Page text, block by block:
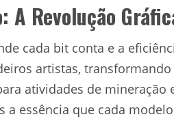
A Revolução
cada bit conta e a
artistas,
atividades de mineração
essência que cada